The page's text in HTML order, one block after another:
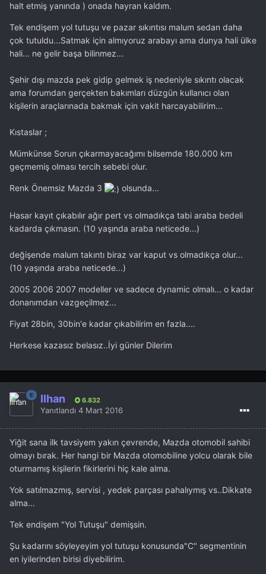
halt etmiş yanında ) onada hayran kaldım.
Tek endişem yol tutuşu ve pazar sıkıntısı malum sedan daha
çok tutuldu...Satmak için almıyoruz arabayı ama dunya hali ülke
hali... ne gelir başa bilinmez...
Şehir dışı mazda pek gidip gelmek iş nedeniyle sıkıntı olacak
ama forumdan gerçekten bakımları düzgün kullanıcı olan
kişilerin araçlarınada bakmak için vakit harcayabilirim...
Kıstaslar ;
Mümkünse Sorun çıkarmayacağımı bilsemde 180.000 km
geçmemiş olması tercih sebebi olur.
Renk Önemsiz Mazda 3 olsunda...
Hasar kayıt çıkabılır ağır pert vs olmadıkça tabi araba bedeli
kadarda çıkmasın. (10 yaşında araba neticede...)
değişende malum takıntı biraz var kaput vs olmadıkça olur...
(10 yaşında araba neticede...)
2005 2006 2007 modeller ve sadece dynamic olmalı... o kadar
donanımdan vazgeçilmez...
Fiyat 28bin, 30bin'e kadar çıkabilirim en fazla....
Herkese kazasız belasız..İyi günler Dilerim
İlhan 6.832
Yanıtlandı 4 Mart 2016
Yiğit sana ilk tavsiyem yakın çevrende, Mazda otomobil sahibi
olmayı bırak. Her hangi bir Mazda otomobiline yolcu olarak bile
oturmamış kişilerin fikirlerini hiç kale alma.
Yok satılmazmış, servisi , yedek parçası pahalıymış vs..Dikkate
alma...
Tek endişem "Yol Tutuşu" demişsin.
Şu kadarını söyleyeyim yol tutuşu konusunda"C" segmentinin
en iyilerinden birisi diyebilirim.